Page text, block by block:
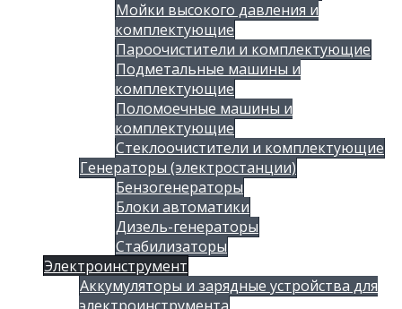
Мойки высокого давления и
комплектующие
Пароочистители и комплектующие
Подметальные машины и
комплектующие
Поломоечные машины и
комплектующие
Стеклоочистители и комплектующие
Генераторы (электростанции)
Бензогенераторы
Блоки автоматики
Дизель-генераторы
Стабилизаторы
Электроинструмент
Аккумуляторы и зарядные устройства для